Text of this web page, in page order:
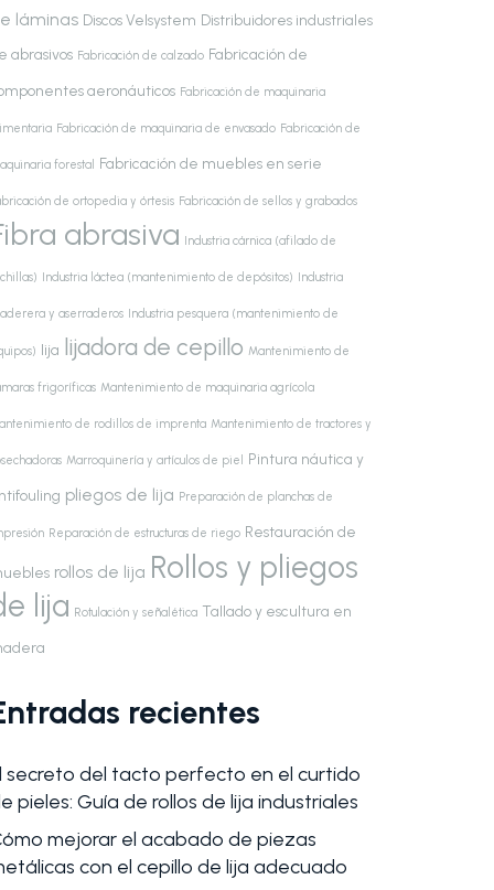
láminas Discos Velsystem Distribuidores industriales
abrasivos Fabricación de calzado Fabricación de
aeronáuticos Fabricación de maquinaria
Fabricación de maquinaria de envasado Fabricación de
forestal Fabricación de muebles en serie
de ortopedia y órtesis Fabricación de sellos y grabados
abrasiva Industria cárnica (afilado de
Industria láctea (mantenimiento de depósitos) Industria
y aserraderos Industria pesquera (mantenimiento de
lija lijadora de cepillo Mantenimiento de
frigoríficas Mantenimiento de maquinaria agrícola
de rodillos de imprenta Mantenimiento de tractores y
Marroquinería y artículos de piel Pintura náutica y
pliegos de lija Preparación de planchas de
Reparación de estructuras de riego Restauración de
rollos de lija Rollos y pliegos
lija Rotulación y señalética Tallado y escultura en
recientes
secreto del tacto perfecto en el curtido
pieles: Guía de rollos de lija industriales
mejorar el acabado de piezas
con el cepillo de lija adecuado